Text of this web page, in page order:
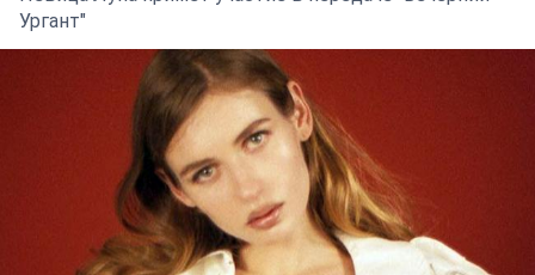
Ургант"